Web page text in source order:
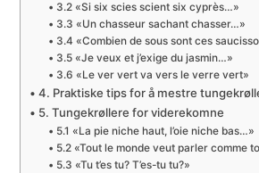
3.2 «Si six scies scient six cyprès…»
3.3 «Un chasseur sachant chasser…»
3.4 «Combien de sous sont ces
3.5 «Je veux et j’exige du jasmin…»
3.6 «Le ver vert va vers le verre vert»
4. Praktiske tips for å mestre
5. Tungekrøllere for viderekomne
5.1 «La pie niche haut, l’oie niche bas…»
5.2 «Tout le monde veut parler comme
5.3 «Tu t’es tu? T’es-tu tu?»